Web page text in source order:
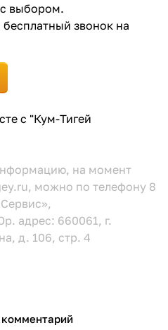
выбором.
звонок на
с "Кум-Тигей
на момент
можно по телефону 8
адрес: 660061, г.
д. 106, стр. 4
раз в 2 недели